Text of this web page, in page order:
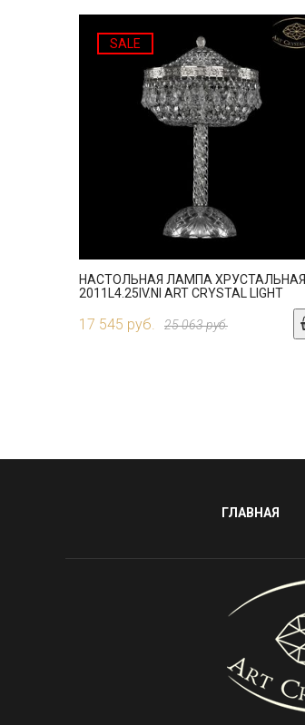
SALE
НАСТОЛЬНАЯ ЛАМПА ХРУСТАЛЬНАЯ
2011L4.25IV.NI ART CRYSTAL LIGHT
17 545 руб. 25 063 руб.
ГЛАВНАЯ